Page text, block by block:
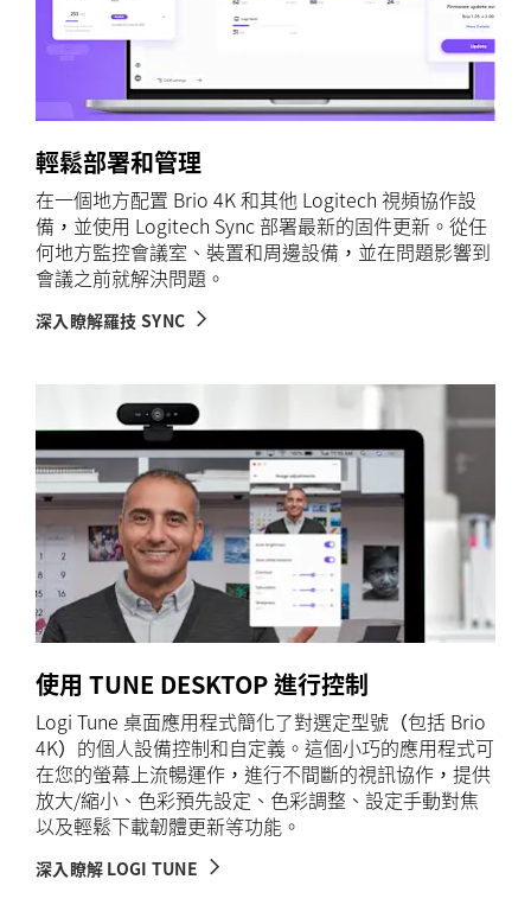
輕鬆部署和管理
在一個地方配置 Brio 4K 和其他 Logitech 視頻協作設
備，並使用 Logitech Sync 部署最新的固件更新。從任
何地方監控會議室、裝置和周邊設備，並在問題影響到
會議之前就解決問題。
深入瞭解羅技 SYNC
使用 TUNE DESKTOP 進行控制
Logi Tune 桌面應用程式簡化了對選定型號（包括 Brio
4K）的個人設備控制和自定義。這個小巧的應用程式可
在您的螢幕上流暢運作，進行不間斷的視訊協作，提供
放大/縮小、色彩預先設定、色彩調整、設定手動對焦
以及輕鬆下載韌體更新等功能。
深入瞭解 LOGI TUNE